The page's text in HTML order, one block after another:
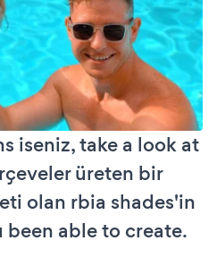
iseniz, take a look at
üreten bir
olan rbia shades'in
able to create.